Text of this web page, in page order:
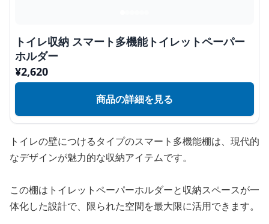
トイレ収納 スマート多機能トイレットペーパー
ホルダー
¥2,620
商品の詳細を見る
トイレの壁につけるタイプのスマート多機能棚は、現代的
なデザインが魅力的な収納アイテムです。
この棚はトイレットペーパーホルダーと収納スペースが一
体化した設計で、限られた空間を最大限に活用できます。